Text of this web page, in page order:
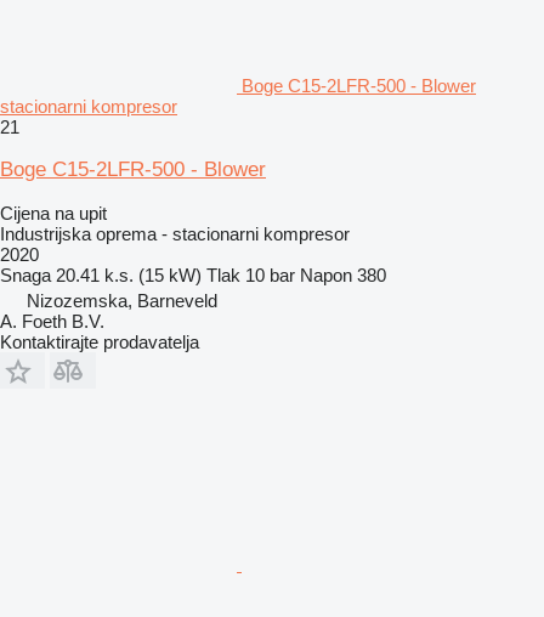
Boge C15-2LFR-500 - Blower
stacionarni kompresor
21
Boge C15-2LFR-500 - Blower
Cijena na upit
Industrijska oprema - stacionarni kompresor
2020
Snaga 20.41 k.s. (15 kW) Tlak 10 bar Napon 380
Nizozemska, Barneveld
A. Foeth B.V.
Kontaktirajte prodavatelja